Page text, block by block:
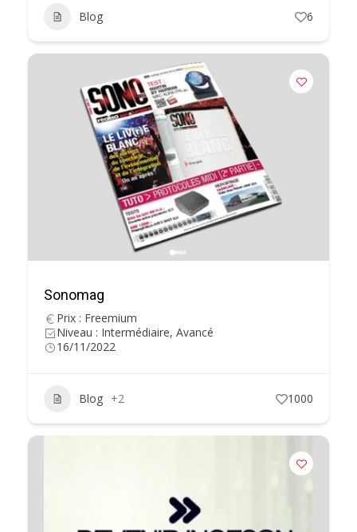
Blog 6
Sonomag
Prix : Freemium
Niveau : Intermédiaire, Avancé
16/11/2022
Blog +2 1000